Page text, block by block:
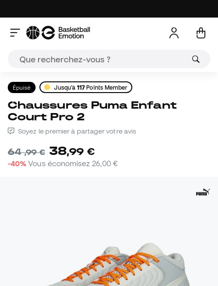
Épuisé Jusqu'à117 Points Member
Chaussures Puma Enfant
Court Pro 2
Soyez le premier à partager votre avis
64,99 € 38,99 €
-40% Vous économisez 26,00 €